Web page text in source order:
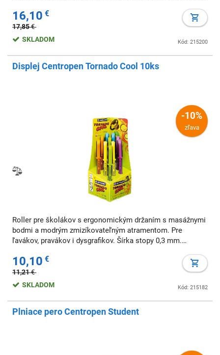
stopy 0,3 mm. Dodávaný v displeji 5 x 4 ks.
16,10 €
17,85€
Kód: 215200
SKLADOM
Displej Centropen Tornado Cool 10ks
-10%
zľava
Roller pre školákov s ergonomickým držaním s masážnymi
bodmi a modrým zmizíkovateľným atramentom. Pre
ľavákov, pravákov i dysgrafikov. Šírka stopy 0,3 mm.
10,10 €
11,21€
Kód: 215182
SKLADOM
Plniace pero Centropen Student